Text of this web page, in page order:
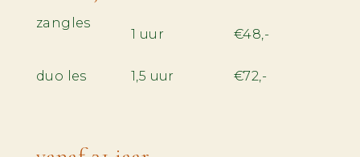
zangles
1 uur €48,-
duo les 1,5 uur €72,-